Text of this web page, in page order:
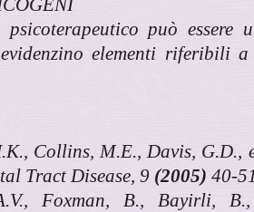
psicoterapeutico può
elementi riferibili
Collins, M.E., Davis,
Tract Disease, 9 (2005) 40-
Foxman, B., Bayirli,